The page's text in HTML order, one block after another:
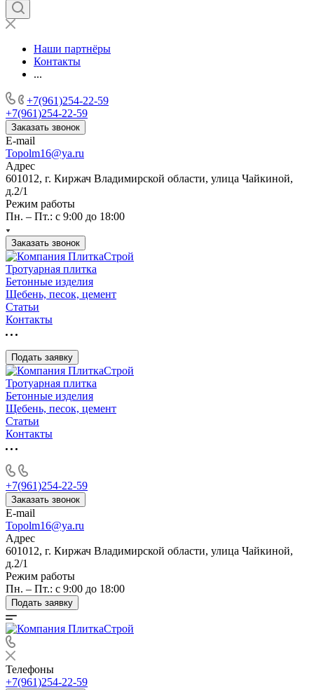
Наши партнёры
Контакты
...
+7(961)254-22-59
+7(961)254-22-59
Заказать звонок
E-mail
Topolm16@ya.ru
Адрес
601012, г. Киржач Владимирской области, улица Чайкиной,
д.2/1
Режим работы
Пн. – Пт.: с 9:00 до 18:00
Заказать звонок
Тротуарная плитка
Бетонные изделия
Щебень, песок, цемент
Статьи
Контакты
Подать заявку
Тротуарная плитка
Бетонные изделия
Щебень, песок, цемент
Статьи
Контакты
+7(961)254-22-59
Заказать звонок
E-mail
Topolm16@ya.ru
Адрес
601012, г. Киржач Владимирской области, улица Чайкиной,
д.2/1
Режим работы
Пн. – Пт.: с 9:00 до 18:00
Подать заявку
Телефоны
+7(961)254-22-59